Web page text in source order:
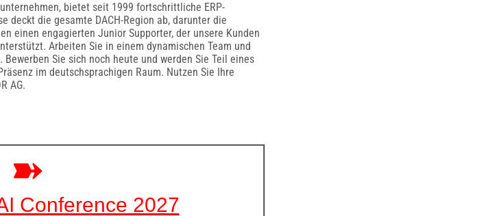
bietet seit 1999 fortschrittliche ERP-
deckt die gesamte DACH-Region ab, darunter die
einen engagierten Junior Supporter, der unsere Kunden
Arbeiten Sie in einem dynamischen Team und
Sie sich noch heute und werden Sie Teil eines
im deutschsprachigen Raum. Nutzen Sie Ihre
AG.